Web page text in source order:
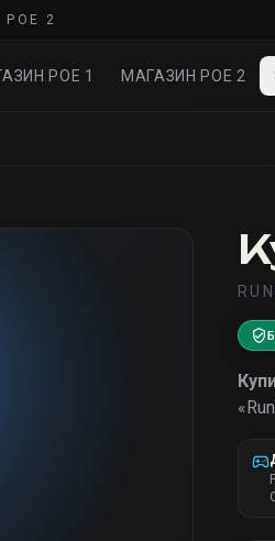
2
POE 1 МАГАЗИН POE 2
«